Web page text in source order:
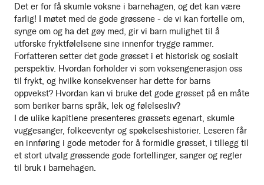
Det er for få skumle voksne i barnehagen, og det kan være
farlig! I møtet med de gode grøssene - de vi kan fortelle om,
synge om og ha det gøy med, gir vi barn mulighet til å
utforske fryktfølelsene sine innenfor trygge rammer.
Forfatteren setter det gode grøsset i et historisk og sosialt
perspektiv. Hvordan forholder vi som voksengenerasjon oss
til frykt, og hvilke konsekvenser har dette for barns
oppvekst? Hvordan kan vi bruke det gode grøsset på en måte
som beriker barns språk, lek og følelsesliv?
I de ulike kapitlene presenteres grøssets egenart, skumle
vuggesanger, folkeeventyr og spøkelseshistorier. Leseren får
en innføring i gode metoder for å formidle grøsset, i tillegg til
et stort utvalg grøssende gode fortellinger, sanger og regler
til bruk i barnehagen.